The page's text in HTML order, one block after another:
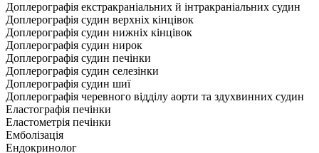
Доплерографія екстракраніальних й інтракраніальних судин
Доплерографія судин верхніх кінцівок
Доплерографія судин нижніх кінцівок
Доплерографія судин нирок
Доплерографія судин печінки
Доплерографія судин селезінки
Доплерографія судин шиї
Доплерографія черевного відділу аорти та здухвинних судин
Еластографія печінки
Еластометрія печінки
Емболізація
Ендокринолог